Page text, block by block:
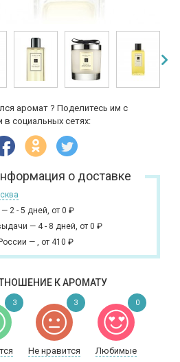
аромат ? Поделитесь им с
в социальных сетях:
о доставке
— 2 - 5 дней, от 0 ₽
— 4 - 8 дней, от 0 ₽
— , от 410 ₽
К АРОМАТУ
Не нравится Любимые
3 3 0